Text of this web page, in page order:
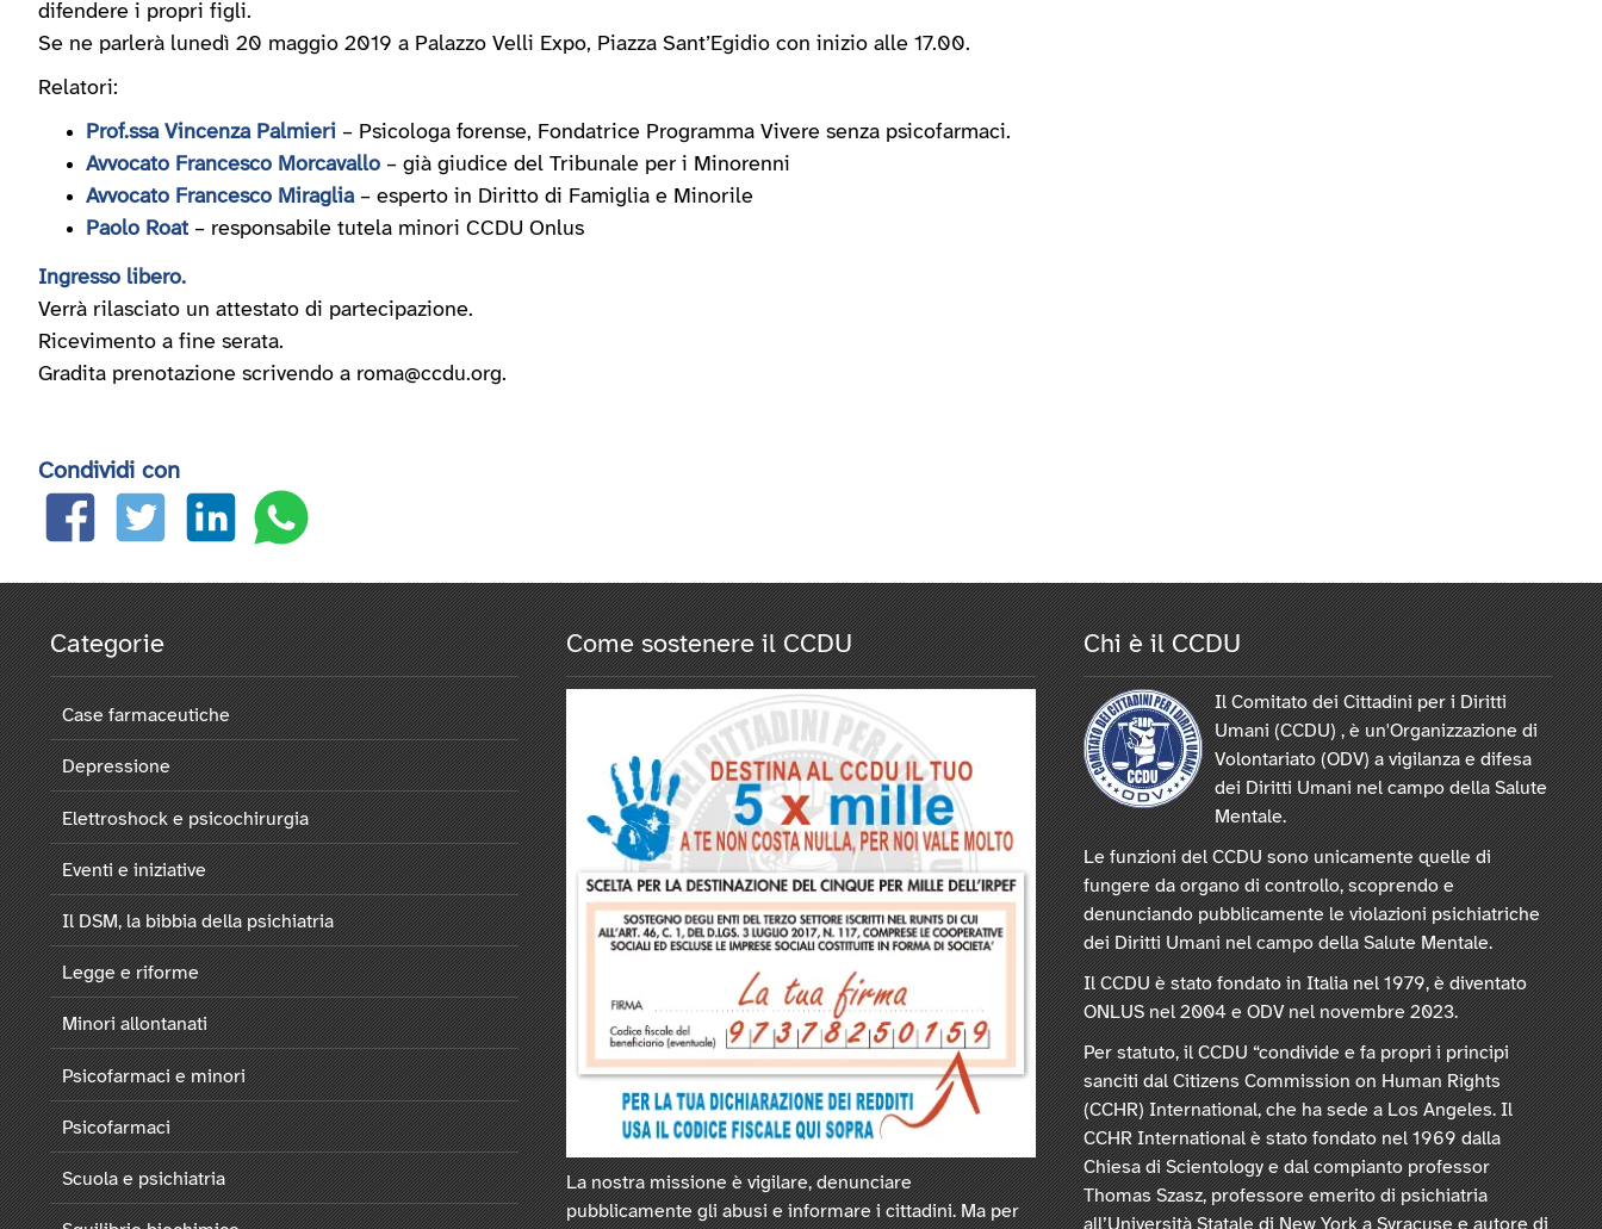
difendere i propri figli.
Se ne parlerà lunedì 20 maggio 2019 a Palazzo Velli Expo, Piazza Sant’Egidio con inizio alle 17.00.
Relatori:
Prof.ssa Vincenza Palmieri – Psicologa forense, Fondatrice Programma Vivere senza psicofarmaci.
Avvocato Francesco Morcavallo – già giudice del Tribunale per i Minorenni
Avvocato Francesco Miraglia – esperto in Diritto di Famiglia e Minorile
Paolo Roat – responsabile tutela minori CCDU Onlus
Ingresso libero.
Verrà rilasciato un attestato di partecipazione.
Ricevimento a fine serata.
Gradita prenotazione scrivendo a roma@ccdu.org.
Condividi con
Categorie
Case farmaceutiche
Depressione
Elettroshock e psicochirurgia
Eventi e iniziative
Il DSM, la bibbia della psichiatria
Legge e riforme
Minori allontanati
Psicofarmaci e minori
Psicofarmaci
Scuola e psichiatria
Come sostenere il CCDU
La nostra missione è vigilare, denunciare
pubblicamente gli abusi e informare i cittadini. Ma per
Chi è il CCDU
Il Comitato dei Cittadini per i Diritti
Umani (CCDU) , è un'Organizzazione di
Volontariato (ODV) a vigilanza e difesa
dei Diritti Umani nel campo della Salute
Mentale.
Le funzioni del CCDU sono unicamente quelle di
fungere da organo di controllo, scoprendo e
denunciando pubblicamente le violazioni psichiatriche
dei Diritti Umani nel campo della Salute Mentale.
Il CCDU è stato fondato in Italia nel 1979, è diventato
ONLUS nel 2004 e ODV nel novembre 2023.
Per statuto, il CCDU “condivide e fa propri i principi
sanciti dal Citizens Commission on Human Rights
(CCHR) International, che ha sede a Los Angeles. Il
CCHR International è stato fondato nel 1969 dalla
Chiesa di Scientology e dal compianto professor
Thomas Szasz, professore emerito di psichiatria
all’Università Statale di New York a Syracuse e autore di